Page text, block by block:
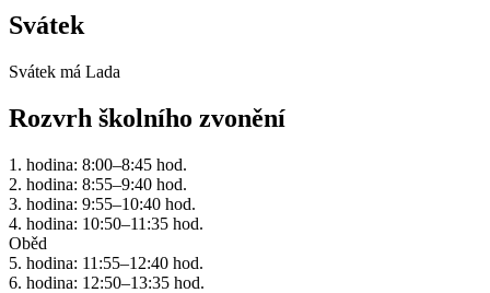
Svátek
Svátek má Lada
Rozvrh školního zvonění
1. hodina: 8:00–8:45 hod.
2. hodina: 8:55–9:40 hod.
3. hodina: 9:55–10:40 hod.
4. hodina: 10:50–11:35 hod.
Oběd
5. hodina: 11:55–12:40 hod.
6. hodina: 12:50–13:35 hod.